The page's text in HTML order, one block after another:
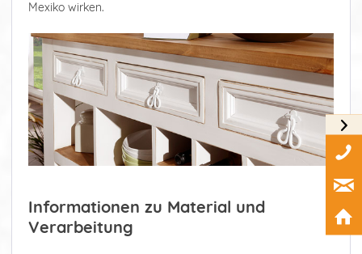
Mexiko wirken.
Informationen zu Material und
Verarbeitung